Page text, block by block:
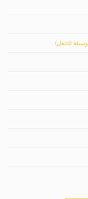
للتنقل)